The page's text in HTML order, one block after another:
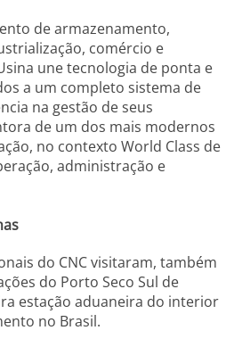
de armazenamento,
comércio e
une tecnologia de ponta e
a um completo sistema de
na gestão de seus
de um dos mais modernos
no contexto World Class de
administração e
do CNC visitaram, também
do Porto Seco Sul de
estação aduaneira do interior
no Brasil.